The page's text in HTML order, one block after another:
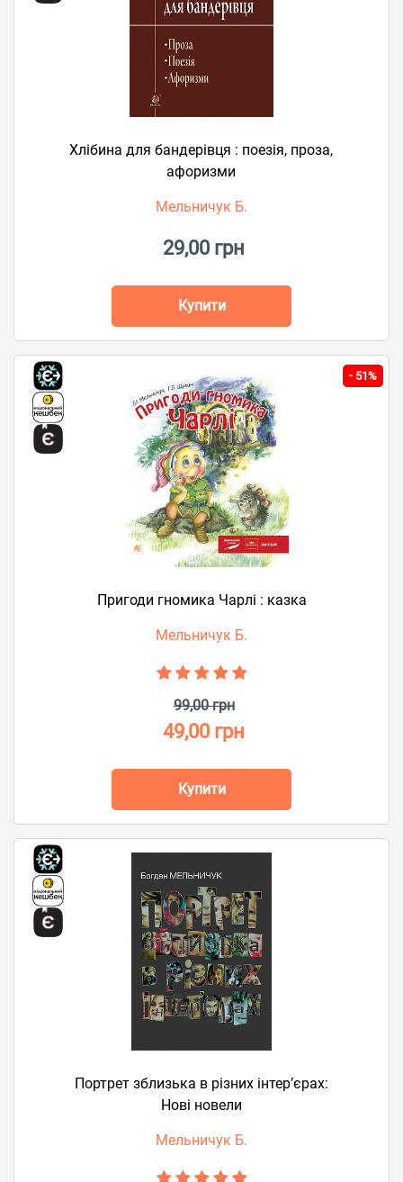
Хлібина для бандерівця : поезія, проза,
афоризми
Мельничук Б.
29,00 грн
Купити
- 51%
Пригоди гномика Чарлі : казка
Мельничук Б.
99,00 грн
49,00 грн
Купити
Портрет зблизька в різних інтер’єрах:
Нові новели
Мельничук Б.